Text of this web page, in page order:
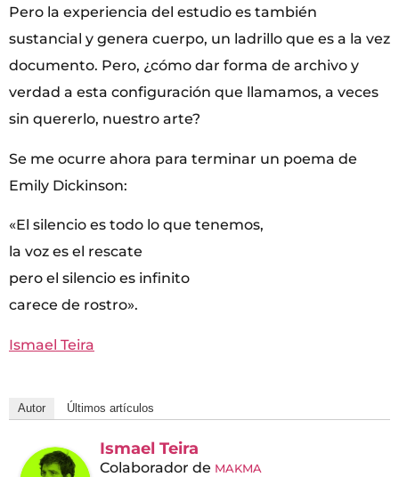
Pero la experiencia del estudio es también
sustancial y genera cuerpo, un ladrillo que es a la vez
documento. Pero, ¿cómo dar forma de archivo y
verdad a esta configuración que llamamos, a veces
sin quererlo, nuestro arte?
Se me ocurre ahora para terminar un poema de
Emily Dickinson:
«El silencio es todo lo que tenemos,
la voz es el rescate
pero el silencio es infinito
carece de rostro».
Ismael Teira
Autor Últimos artículos
Ismael Teira
Colaborador de MAKMA